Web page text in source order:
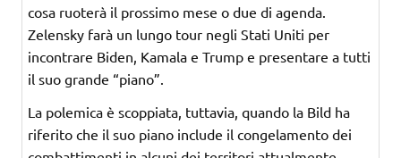
cosa ruoterà il prossimo mese o due di agenda.
Zelensky farà un lungo tour negli Stati Uniti per
incontrare Biden, Kamala e Trump e presentare a tutti
il suo grande “piano”.
La polemica è scoppiata, tuttavia, quando la Bild ha
riferito che il suo piano include il congelamento dei